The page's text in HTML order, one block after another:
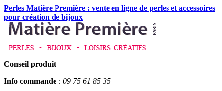
Perles Matière Première : vente en ligne de perles et accessoires
pour création de bijoux
Conseil produit
Info commande : 09 75 61 85 35